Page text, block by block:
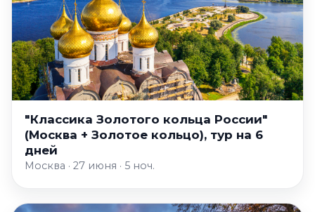
"Классика Золотого кольца России"
(Москва + Золотое кольцо), тур на 6
дней
Москва · 27 июня · 5 ноч.